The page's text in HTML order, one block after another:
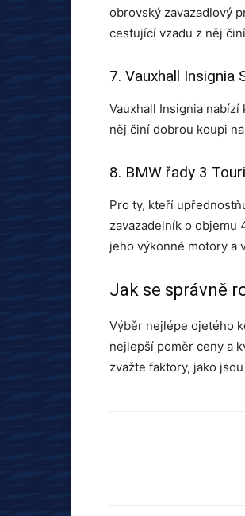
obrovský zavazadlový
cestující vzadu z něj
7. Vauxhall
Vauxhall Insignia
něj činí dobrou koupi
8. BMW řady 3
Pro ty, kteří
zavazadelník o objemu
jeho výkonné motory a
Jak se správně
Výběr nejlépe ojetého
nejlepší poměr ceny a
zvažte faktory, jako